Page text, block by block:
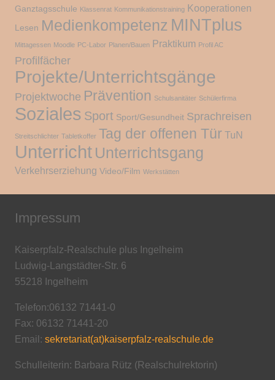
Ganztagsschule Klassenrat Kommunikationstraining Kooperationen
Lesen Medienkompetenz MINTplus
Mittagessen Moodle PC-Labor Planen/Bauen Praktikum Profil AC
Profilfächer
Projekte/Unterrichtsgänge
Projektwoche Prävention Schulsanitäter Schülerfirma
Soziales Sport Sport/Gesundheit Sprachreisen
Streitschlichter Tabletkoffer Tag der offenen Tür TuN
Unterricht Unterrichtsgang
Verkehrserziehung Video/Film Werkstätten
Impressum
Kaiserpfalz-Realschule plus Ingelheim
Ludwig-Langstädter-Str. 6
55218 Ingelheim
Telefon:06132 71441-0
Fax: 06132 71441-20
Email: sekretariat(at)kaiserpfalz-realschule.de
Schulleiterin: Barbara Rütz (Realschulrektorin)